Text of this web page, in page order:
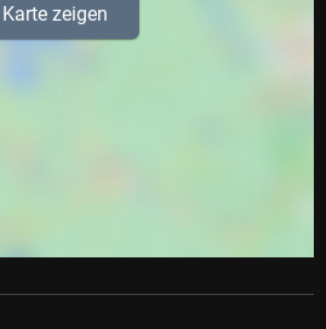
Karte zeigen